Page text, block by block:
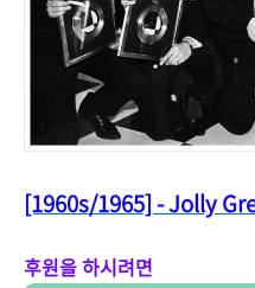
[1960s/1965] - Jolly
후원을 하시려면